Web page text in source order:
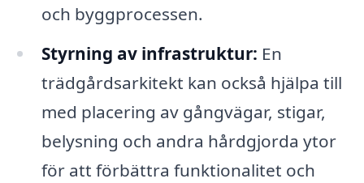
och byggprocessen.
Styrning av infrastruktur: En
trädgårdsarkitekt kan också hjälpa till
med placering av gångvägar, stigar,
belysning och andra hårdgjorda ytor
för att förbättra funktionalitet och